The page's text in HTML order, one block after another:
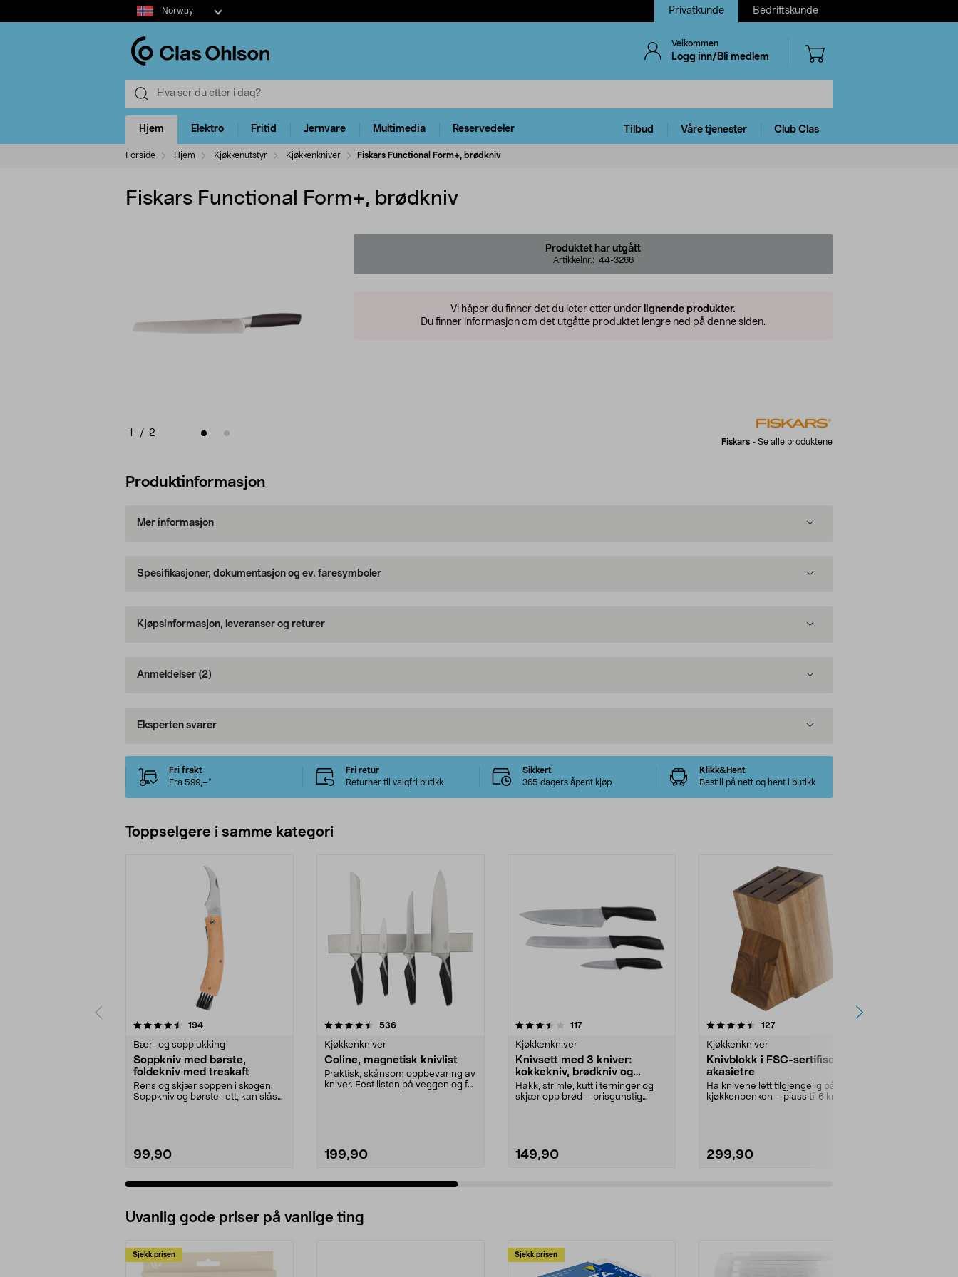
Select
market
Norway Privatkunde Bedriftskunde
Velkommen
Logg inn/Bli medlem
Hjem Elektro Fritid Jernvare Multimedia Reservedeler Tilbud Våre tjenester Club Clas
Forside Hjem Kjøkkenutstyr Kjøkkenkniver Fiskars Functional Form+, brødkniv
Fiskars Functional Form+, brødkniv
1 / 2
Produktet har utgått
Artikkelnr.: 44-3266
Vi håper du finner det du leter etter under lignende produkter.
Du finner informasjon om det utgåtte produktet lengre ned på denne siden.
Fiskars - Se alle produktene
Produktinformasjon
Mer informasjon
Spesifikasjoner, dokumentasjon og ev. faresymboler
Kjøpsinformasjon, leveranser og returer
Anmeldelser (2)
Eksperten svarer
Fri frakt
Fra 599,–*
Fri retur
Returner til valgfri butikk
Sikkert
365 dagers åpent kjøp
Klikk&Hent
Bestill på nett og hent i butikk
Toppselgere i samme kategori
194anmeldelser
Bær- og sopplukking
Soppkniv med børste,
foldekniv med treskaft
Rens og skjær soppen i skogen.
Soppkniv og børste i ett, kan slås
99,90
4.5 av 5 stjerner 536anmeldelser
Kjøkkenkniver
Coline, magnetisk knivlist
Praktisk, skånsom oppbevaring av
kniver. Fest listen på veggen og få
199,90
3.5 av 5 stjerner 117anmeldelser
Kjøkkenkniver
Knivsett med 3 kniver:
kokkekniv, brødkniv og
skrellekniv
Hakk, strimle, kutt i terninger og
skjær opp brød – prisgunstig
149,90
4.5 av 5 stjerner 127anmeldelser
Kjøkkenkniver
Knivblokk i FSC-sertifisert
akasietre
Ha knivene lett tilgjengelig på
kjøkkenbenken – plass til 6 kniver.
299,90
4.5 av 5 stjerner
Uvanlig gode priser på vanlige ting
Sjekk prisen Sjekk prisen